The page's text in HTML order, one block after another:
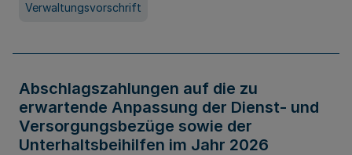
Verwaltungsvorschrift
Abschlagszahlungen auf die zu
erwartende Anpassung der Dienst- und
Versorgungsbezüge sowie der
Unterhaltsbeihilfen im Jahr 2026